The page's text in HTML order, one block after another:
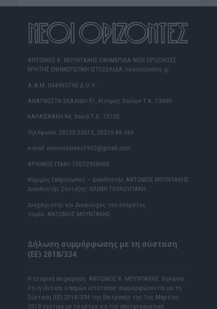
ΑΝΤΩΝΙΟΣ Κ. ΜΟΥΝΤΑΚΗΣ ΕΦΗΜΕΡΙΔΑ ΝΕΟΙ ΟΡΙΖΟΝΤΕΣ
ΚΡΗΤΗΣ ΕΝΗΜΕΡΩΤΙΚΗ ΙΣΤΟΣΕΛΙΔΑ: neoiorizontes.gr
Α.Φ.Μ. 044965796 Δ.Ο.Υ.
ΑΝΑΓΝΩΣΤΗ ΣΚΑΛΙΔΗ 91, Κίσαμος Χανίων Τ.Κ. 73400
ΚΑΡΑΪΣΚΑΚΗ 94, Χανιά Τ.Κ. 73100
Τηλέφωνα: 28220 23615, 28210 88.066
e-mail: neoiorizontes1992@gmail.com
ΑΡΙΘΜΟΣ ΓΕΜΗ: 75072958000
Νόμιμος Εκπρόσωπος – Διευθυντής ΑΝΤΩΝΙΟΣ ΜΟΥΝΤΑΚΗΣ
Διευθυντής Σύνταξης: ΕΛΕΝΗ ΤΟΥΛΟΥΠΑΚΗ
Διαχειριστής και Δικαιούχος του ονόματος
τομέα: ΑΝΤΩΝΙΟΣ ΜΟΥΝΤΑΚΗΣ
Δήλωση συμμόρφωσης με τη σύσταση
(ΕΕ) 2018/334
Η ατομική επιχείρηση ΑΝΤΩΝΙΟΣ Κ. ΜΟΥΝΤΑΚΗΣ δηλώνει
ότι η ίδια και ο παρών ιστότοπος συμμορφώνονται με τη
Σύσταση (ΕΕ) 2018/334 της Επιτροπής της 1ης Μαρτίου
2018 σχετικά με τα μέτρα για την αποτελεσματική